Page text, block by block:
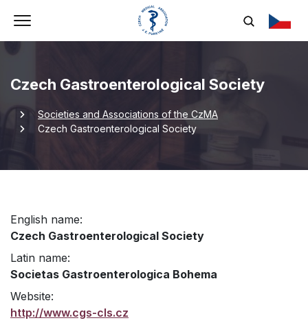
Czech Gastroenterological Society
Societies and Associations of the CzMA
Czech Gastroenterological Society
English name:
Czech Gastroenterological Society
Latin name:
Societas Gastroenterologica Bohema
Website:
http://www.cgs-cls.cz